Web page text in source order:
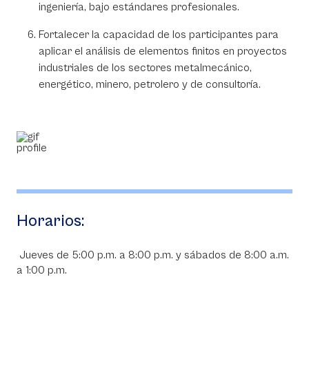
ingeniería, bajo estándares profesionales.
Fortalecer la capacidad de los participantes para
aplicar el análisis de elementos finitos en proyectos
industriales de los sectores metalmecánico,
energético, minero, petrolero y de consultoría.
Horarios:
Jueves de 5:00 p.m. a 8:00 p.m. y sábados de 8:00 a.m.
a 1:00 p.m.